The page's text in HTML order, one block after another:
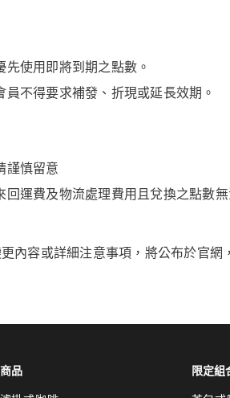
使用即將到期之點數。
不得要求補發、折現或延長效期。
謹慎留意
運費及物流處理費用且兌換之點數
內容或詳細注意事項，將公布於官網
商品
限定組